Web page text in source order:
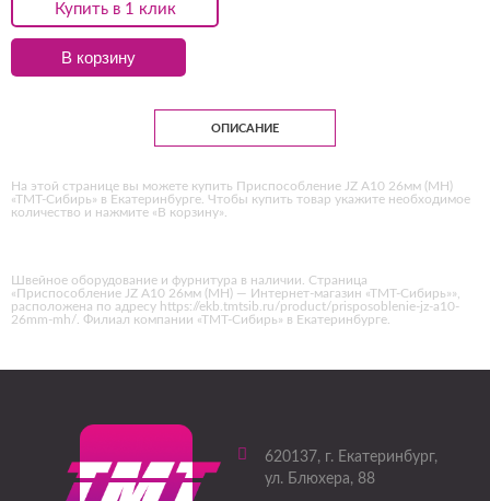
Купить в 1 клик
В корзину
ОПИСАНИЕ
На этой странице вы можете купить Приспособление JZ А10 26мм (MH)
«ТМТ-Сибирь» в Екатеринбурге. Чтобы купить товар укажите необходимое
количество и нажмите «В корзину».
Швейное оборудование и фурнитура в наличии. Страница
«Приспособление JZ А10 26мм (MH) — Интернет-магазин «ТМТ-Сибирь»»,
расположена по адресу https://ekb.tmtsib.ru/product/prisposoblenie-jz-a10-
26mm-mh/. Филиал компании «ТМТ-Сибирь» в Екатеринбурге.
620137, г. Екатеринбург,
ул. Блюхера, 88